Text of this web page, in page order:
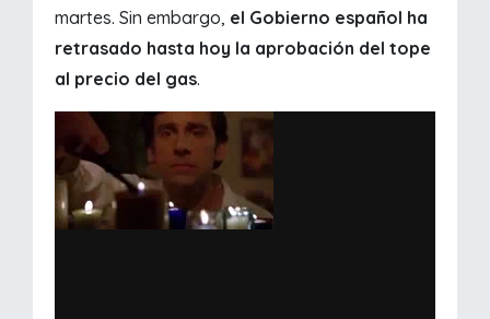
martes. Sin embargo, el Gobierno español ha
retrasado hasta hoy la aprobación del tope
al precio del gas.